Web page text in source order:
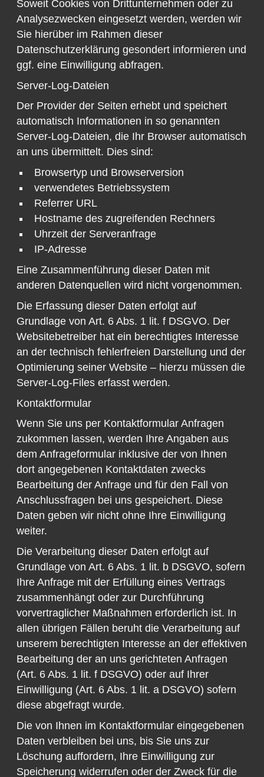
Soweit Cookies von Drittunternehmen oder zu
Analysezwecken eingesetzt werden, werden wir
Sie hierüber im Rahmen dieser
Datenschutzerklärung gesondert informieren und
ggf. eine Einwilligung abfragen.
Server-Log-Dateien
Der Provider der Seiten erhebt und speichert
automatisch Informationen in so genannten
Server-Log-Dateien, die Ihr Browser automatisch
an uns übermittelt. Dies sind:
Browsertyp und Browserversion
verwendetes Betriebssystem
Referrer URL
Hostname des zugreifenden Rechners
Uhrzeit der Serveranfrage
IP-Adresse
Eine Zusammenführung dieser Daten mit
anderen Datenquellen wird nicht vorgenommen.
Die Erfassung dieser Daten erfolgt auf
Grundlage von Art. 6 Abs. 1 lit. f DSGVO. Der
Websitebetreiber hat ein berechtigtes Interesse
an der technisch fehlerfreien Darstellung und der
Optimierung seiner Website – hierzu müssen die
Server-Log-Files erfasst werden.
Kontaktformular
Wenn Sie uns per Kontaktformular Anfragen
zukommen lassen, werden Ihre Angaben aus
dem Anfrageformular inklusive der von Ihnen
dort angegebenen Kontaktdaten zwecks
Bearbeitung der Anfrage und für den Fall von
Anschlussfragen bei uns gespeichert. Diese
Daten geben wir nicht ohne Ihre Einwilligung
weiter.
Die Verarbeitung dieser Daten erfolgt auf
Grundlage von Art. 6 Abs. 1 lit. b DSGVO, sofern
Ihre Anfrage mit der Erfüllung eines Vertrags
zusammenhängt oder zur Durchführung
vorvertraglicher Maßnahmen erforderlich ist. In
allen übrigen Fällen beruht die Verarbeitung auf
unserem berechtigten Interesse an der effektiven
Bearbeitung der an uns gerichteten Anfragen
(Art. 6 Abs. 1 lit. f DSGVO) oder auf Ihrer
Einwilligung (Art. 6 Abs. 1 lit. a DSGVO) sofern
diese abgefragt wurde.
Die von Ihnen im Kontaktformular eingegebenen
Daten verbleiben bei uns, bis Sie uns zur
Löschung auffordern, Ihre Einwilligung zur
Speicherung widerrufen oder der Zweck für die